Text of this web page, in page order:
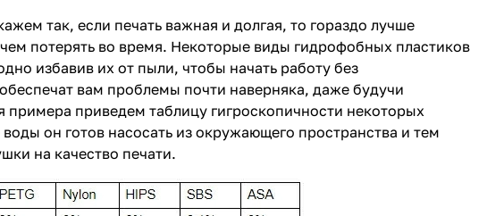
так, если печать важная и долгая, то гораздо лучше
потерять во время. Некоторые виды гидрофобных пластиков
избавив их от пыли, чтобы начать работу без
вам проблемы почти наверняка, даже будучи
приведем таблицу гигроскопичности некоторых
он готов насосать из окружающего пространства и тем
на качество печати.